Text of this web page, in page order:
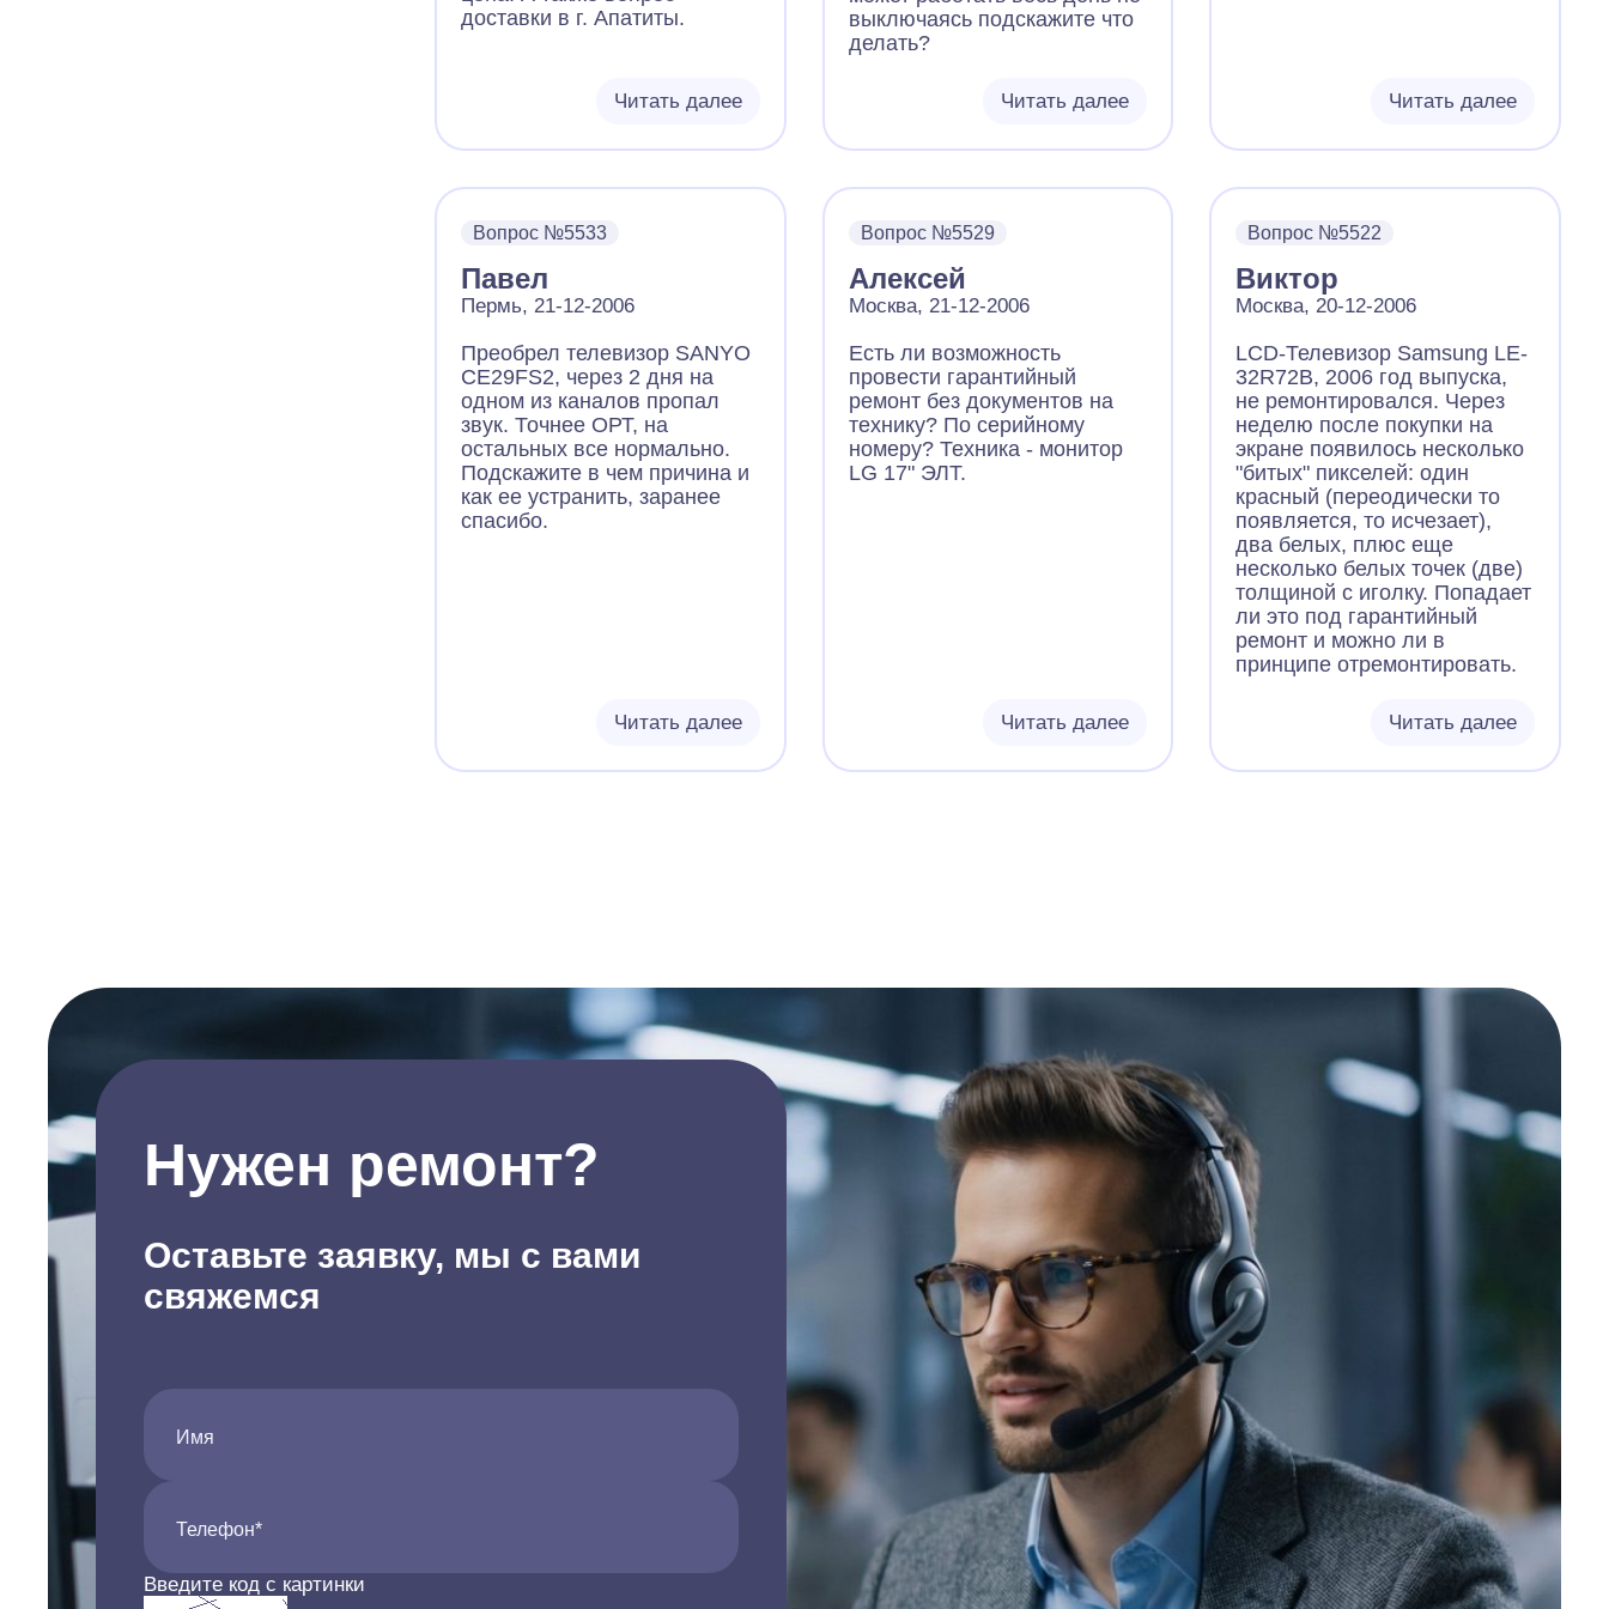
доставки в г. Апатиты.
Читать далее
выключаясь подскажите что
делать?
Читать далее Читать далее
Вопрос №5533
Павел
Пермь, 21-12-2006
Преобрел телевизор SANYO
CE29FS2, через 2 дня на
одном из каналов пропал
звук. Точнее ОРТ, на
остальных все нормально.
Подскажите в чем причина и
как ее устранить, заранее
спасибо.
Читать далее
Вопрос №5529
Алексей
Москва, 21-12-2006
Есть ли возможность
провести гарантийный
ремонт без документов на
технику? По серийному
номеру? Техника - монитор
LG 17" ЭЛТ.
Читать далее
Вопрос №5522
Виктор
Москва, 20-12-2006
LCD-Телевизор Samsung LE-
32R72B, 2006 год выпуска,
не ремонтировался. Через
неделю после покупки на
экране появилось несколько
"битых" пикселей: один
красный (переодически то
появляется, то исчезает),
два белых, плюс еще
несколько белых точек (две)
толщиной с иголку. Попадает
ли это под гарантийный
ремонт и можно ли в
принципе отремонтировать.
Читать далее
Нужен ремонт?
Оставьте заявку, мы с вами
свяжемся
Имя
Телефон*
Введите код с картинки